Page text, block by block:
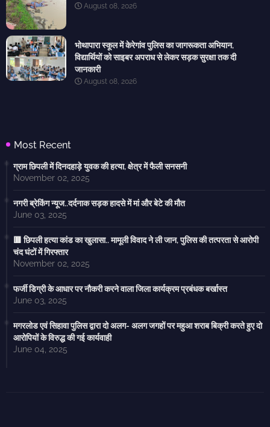
August 08, 2026
भोथापारा स्कूल में केरेगांव पुलिस का जागरूकता अभियान,
विद्यार्थियों को साइबर अपराध से लेकर सड़क सुरक्षा तक दी
जानकारी
August 08, 2026
Most Recent
ग्राम छिपली में दिनदहाड़े युवक की हत्या, क्षेत्र में फैली सनसनी
November 02, 2025
नगरी ब्रेकिंग न्यूज..दर्दनाक सड़क हादसे में मां और बेटे की मौत
June 03, 2025
🟥 छिपली हत्या कांड का खुलासा.. मामूली विवाद ने ली जान, पुलिस की तत्परता से आरोपी
चंद घंटों में गिरफ्तार
November 02, 2025
फर्जी डिग्री के आधार पर नौकरी करने वाला जिला कार्यक्रम प्रबंधक बर्खास्त
June 03, 2025
मगरलोड एवं सिहावा पुलिस द्वारा दो अलग- अलग जगहों पर महुआ शराब बिक्री करते हुए दो
आरोपियों के विरुद्ध की गई कार्यवाही
June 04, 2025